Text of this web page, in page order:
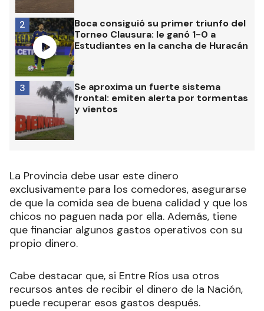
Boca consiguió su primer triunfo del
Torneo Clausura: le ganó 1-0 a
Estudiantes en la cancha de Huracán
2
Se aproxima un fuerte sistema
frontal: emiten alerta por tormentas
y vientos
3
La Provincia debe usar este dinero
exclusivamente para los comedores, asegurarse
de que la comida sea de buena calidad y que los
chicos no paguen nada por ella. Además, tiene
que financiar algunos gastos operativos con su
propio dinero.
Cabe destacar que, si Entre Ríos usa otros
recursos antes de recibir el dinero de la Nación,
puede recuperar esos gastos después.